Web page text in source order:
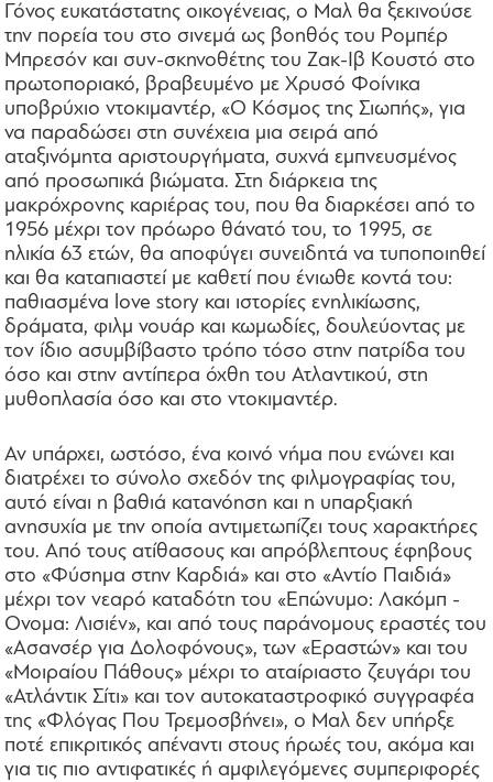
Γόνος ευκατάστατης οικογένειας, ο Μαλ θα ξεκινούσε
την πορεία του στο σινεμά ως βοηθός του Ρομπέρ
Μπρεσόν και συν-σκηνοθέτης του Ζακ-Ιβ Κουστό στο
πρωτοποριακό, βραβευμένο με Χρυσό Φοίνικα
υποβρύχιο ντοκιμαντέρ, «Ο Κόσμος της Σιωπής», για
να παραδώσει στη συνέχεια μια σειρά από
αταξινόμητα αριστουργήματα, συχνά εμπνευσμένος
από προσωπικά βιώματα. Στη διάρκεια της
μακρόχρονης καριέρας του, που θα διαρκέσει από το
1956 μέχρι τον πρόωρο θάνατό του, το 1995, σε
ηλικία 63 ετών, θα αποφύγει συνειδητά να τυποποιηθεί
και θα καταπιαστεί με καθετί που ένιωθε κοντά του:
παθιασμένα love story και ιστορίες ενηλικίωσης,
δράματα, φιλμ νουάρ και κωμωδίες, δουλεύοντας με
τον ίδιο ασυμβίβαστο τρόπο τόσο στην πατρίδα του
όσο και στην αντίπερα όχθη του Ατλαντικού, στη
μυθοπλασία όσο και στο ντοκιμαντέρ.
Αν υπάρχει, ωστόσο, ένα κοινό νήμα που ενώνει και
διατρέχει το σύνολο σχεδόν της φιλμογραφίας του,
αυτό είναι η βαθιά κατανόηση και η υπαρξιακή
ανησυχία με την οποία αντιμετωπίζει τους χαρακτήρες
του. Από τους ατίθασους και απρόβλεπτους έφηβους
στο «Φύσημα στην Καρδιά» και στο «Αντίο Παιδιά»
μέχρι τον νεαρό καταδότη του «Επώνυμο: Λακόμπ -
Oνομα: Λισιέν», και από τους παράνομους εραστές του
«Ασανσέρ για Δολοφόνους», των «Εραστών» και του
«Μοιραίου Πάθους» μέχρι το αταίριαστο ζευγάρι του
«Ατλάντικ Σίτι» και τον αυτοκαταστροφικό συγγραφέα
της «Φλόγας Που Τρεμοσβήνει», ο Μαλ δεν υπήρξε
ποτέ επικριτικός απέναντι στους ήρωές του, ακόμα και
για τις πιο αντιφατικές ή αμφιλεγόμενες συμπεριφορές